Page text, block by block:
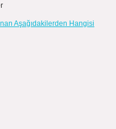
Aşağıdakilerden Hangisi